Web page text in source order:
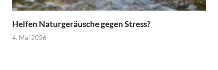
Helfen Naturgeräusche gegen Stress?
4. Mai 2026